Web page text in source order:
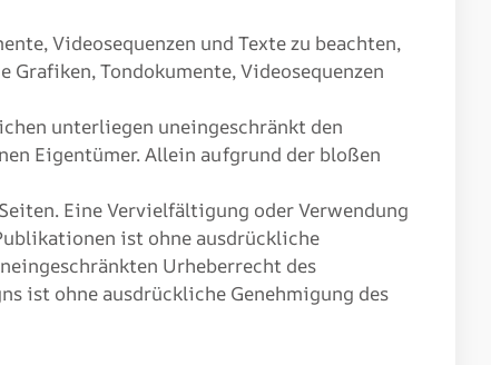
Videosequenzen und Texte zu beachten,
Tondokumente, Videosequenzen
unterliegen uneingeschränkt den
Eigentümer. Allein aufgrund der bloßen
Eine Vervielfältigung oder Verwendung
ist ohne ausdrückliche
Urheberrecht des
ist ohne ausdrückliche Genehmigung des